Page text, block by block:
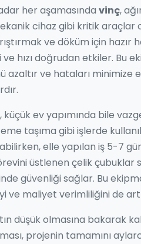
her aşamasında vinç,
cihaz gibi kritik araçlar
ve döküm için hazır
hızı doğrudan etkiler. Bu
azaltır ve hataları minimize
ev yapımında bile
taşıma gibi işlerde
elle yapılan iş 5-7
üstlenen çelik çubuklar
güvenliği sağlar. Bu
ve maliyet verimliliğini de
düşük olmasına bakarak
projenin tamamını